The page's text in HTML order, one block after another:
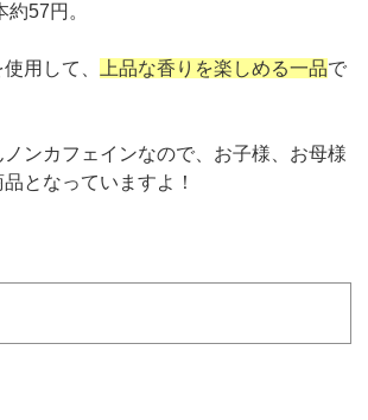
約57円。
用して、 上品な香りを楽しめる一品で
ンカフェインなので、お子様、お母様
となっていますよ！